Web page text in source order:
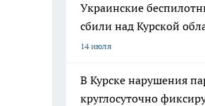
Украинские
сбили над Курской
14 июля
В Курске нарушения
круглосуточно